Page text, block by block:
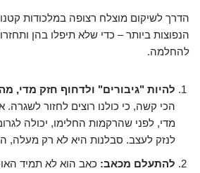
הנפוצות ביותר – כדי שלא תיפלו בהן
להחלמה.
להיות "גיבורים" ולדחוף חזק מדי,
הכי קשה, כי כולנו רוצים לחזור
מדי, לפני שהרקמות החלימו, יכולה
לנזק לעצב. סבלנות היא לא רק מעלה,
להתעלם מכאב: כאב הוא לא תמיד